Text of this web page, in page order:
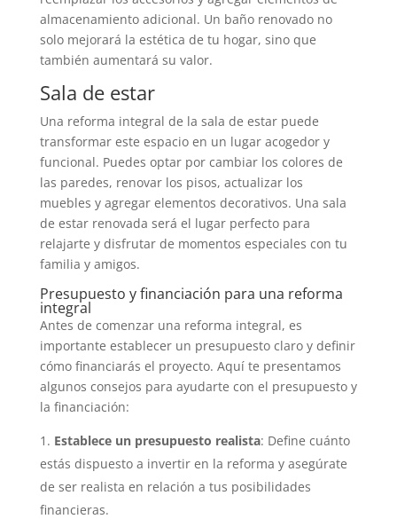
almacenamiento adicional. Un baño renovado no
solo mejorará la estética de tu hogar, sino que
también aumentará su valor.
Sala de estar
Una reforma integral de la sala de estar puede
transformar este espacio en un lugar acogedor y
funcional. Puedes optar por cambiar los colores de
las paredes, renovar los pisos, actualizar los
muebles y agregar elementos decorativos. Una sala
de estar renovada será el lugar perfecto para
relajarte y disfrutar de momentos especiales con tu
familia y amigos.
Presupuesto y financiación para una reforma
integral
Antes de comenzar una reforma integral, es
importante establecer un presupuesto claro y definir
cómo financiarás el proyecto. Aquí te presentamos
algunos consejos para ayudarte con el presupuesto y
la financiación:
Establece un presupuesto realista: Define cuánto
estás dispuesto a invertir en la reforma y asegúrate
de ser realista en relación a tus posibilidades
financieras.